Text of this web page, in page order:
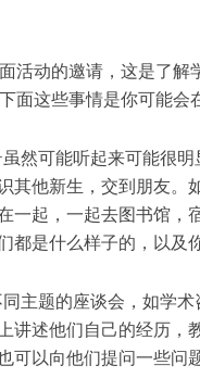
活动的邀请，这是了解
面这些事情是你可能会
然可能听起来可能很
其他新生，交到朋友。
一起，一起去图书馆，
都是什么样子的，以及
主题的座谈会，如学
讲述他们自己的经历，
可以向他们提问一些问题